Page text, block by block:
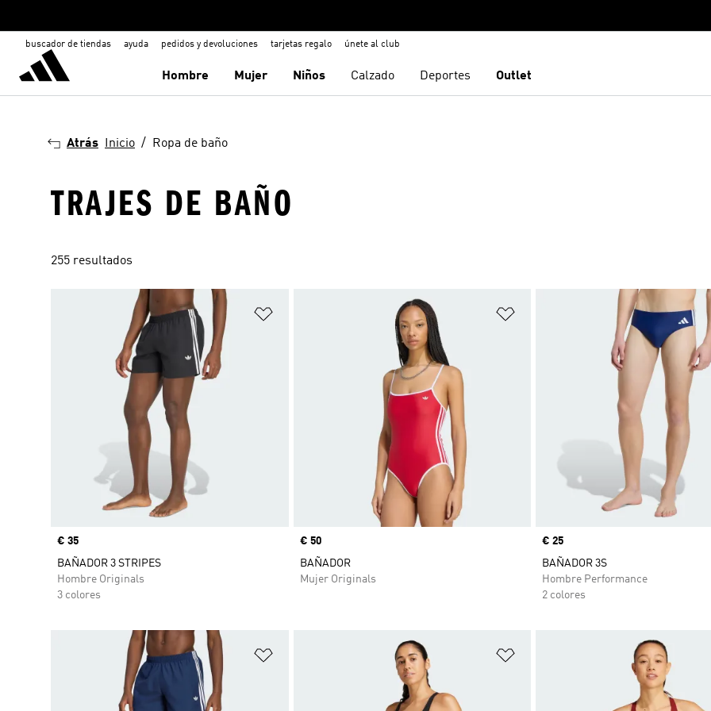
buscador de tiendas ayuda pedidos y devoluciones tarjetas regalo únete al club
Hombre Mujer Niños Calzado Deportes Outlet
Atrás Inicio Ropa de baño
TRAJES DE BAÑO
255 resultados
Añadir a la lista de deseos
Precio
€ 35
BAÑADOR 3 STRIPES
Hombre Originals
3 colores
Añadir a la lista de deseos
Precio
€ 50
BAÑADOR
Mujer Originals
Precio
€ 25
BAÑADOR 3S
Hombre Performance
2 colores
Añadir a la lista de deseos Añadir a la lista de deseos